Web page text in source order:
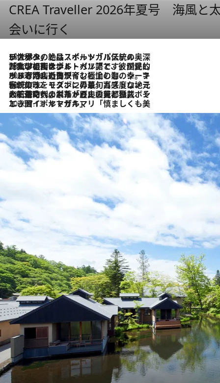
CREA Traveller 2026年夏号 海風と
会いに行く
2026.8.8
リスボンの絶品スイーツ「パステル・デ・ナタ」とは？ポルトガル伝統の奥深い世界へ
2026.7.27
「私の祖国はポルトガル語です」国民的詩人フェルナンド・ペソアと、彼が愛した文学の街を歩く
2026.7.26
ポルトガル近海が育む極上の海の幸。キリリと冷えた白ワインと愉しむ、シーフード専門店の贅沢
2026.7.22
伝統の味をモダンに昇華。高感度な地元客が集う、リスボンの最旬ガストロノミー
2026.7.21
大航海時代の栄華から、震災、独裁、そして革命へ。ポルトガル・首都リスボンの石畳に刻まれた「歴史の光と影」
2026.7.13
エッセイ・ヤマザキマリ「慎ましくも美しき国 ポルトガル」